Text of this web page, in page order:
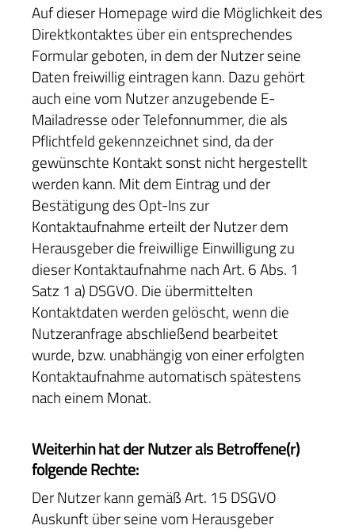
Auf dieser Homepage wird die Möglichkeit des
Direktkontaktes über ein entsprechendes
Formular geboten, in dem der Nutzer seine
Daten freiwillig eintragen kann. Dazu gehört
auch eine vom Nutzer anzugebende E-
Mailadresse oder Telefonnummer, die als
Pflichtfeld gekennzeichnet sind, da der
gewünschte Kontakt sonst nicht hergestellt
werden kann. Mit dem Eintrag und der
Bestätigung des Opt-Ins zur
Kontaktaufnahme erteilt der Nutzer dem
Herausgeber die freiwillige Einwilligung zu
dieser Kontaktaufnahme nach Art. 6 Abs. 1
Satz 1 a) DSGVO. Die übermittelten
Kontaktdaten werden gelöscht, wenn die
Nutzeranfrage abschließend bearbeitet
wurde, bzw. unabhängig von einer erfolgten
Kontaktaufnahme automatisch spätestens
nach einem Monat.
Weiterhin hat der Nutzer als Betroffene(r)
folgende Rechte:
Der Nutzer kann gemäß Art. 15 DSGVO
Auskunft über seine vom Herausgeber